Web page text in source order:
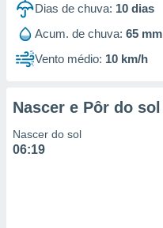
1199
Dias de chuva: 10 dias
Acum. de chuva: 65 mm
Vento médio: 10 km/h
Nascer e Pôr do sol
Nascer do sol
06:19